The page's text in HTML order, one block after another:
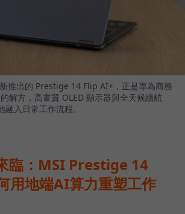
推出的 Prestige 14 Flip AI+，正是專為商務
解方，高畫質 OLED 顯示器與全天候續航
入日常工作流程。
臨：MSI Prestige 14
用地端AI算力重塑工作